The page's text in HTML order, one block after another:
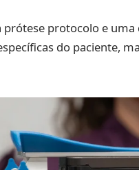
prótese protocolo e
do paciente,